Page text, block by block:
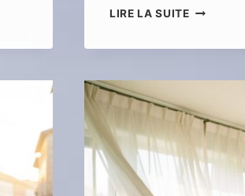
LIRE LA SUITELES
AUX
ÉTATS-
UNIS
EN